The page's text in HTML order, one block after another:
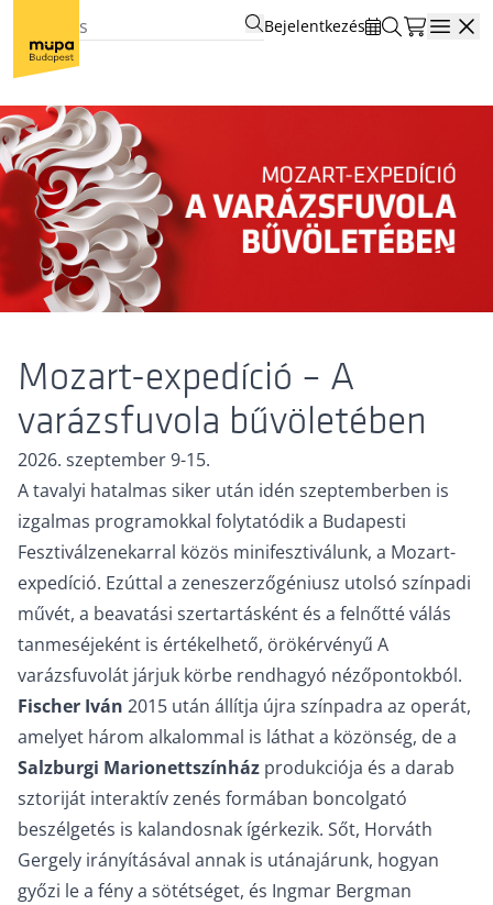
Bejelentkezés
Mozart-expedíció – A
varázsfuvola bűvöletében
2026. szeptember 9-15.
A tavalyi hatalmas siker után idén szeptemberben is
izgalmas programokkal folytatódik a Budapesti
Fesztiválzenekarral közös minifesztiválunk, a Mozart-
expedíció. Ezúttal a zeneszerzőgéniusz utolsó színpadi
művét, a beavatási szertartásként és a felnőtté válás
tanmeséjeként is értékelhető, örökérvényű A
varázsfuvolát járjuk körbe rendhagyó nézőpontokból.
Fischer Iván 2015 után állítja újra színpadra az operát,
amelyet három alkalommal is láthat a közönség, de a
Salzburgi Marionettszínház produkciója és a darab
sztoriját interaktív zenés formában boncolgató
beszélgetés is kalandosnak ígérkezik. Sőt, Horváth
Gergely irányításával annak is utánajárunk, hogyan
győzi le a fény a sötétséget, és Ingmar Bergman